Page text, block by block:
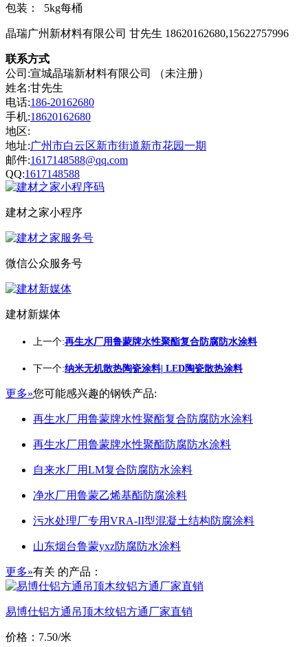
包装： 5kg每桶
晶瑞广州新材料有限公司 甘先生 18620162680,15622757996
联系方式
公司:宣城晶瑞新材料有限公司 （未注册）
姓名:甘先生
电话:186-20162680
手机:18620162680
地区:
地址:广州市白云区新市街道新市花园一期
邮件:1617148588@qq.com
QQ:1617148588
建材之家小程序
微信公众服务号
建材新媒体
上一个:再生水厂用鲁蒙牌水性聚酯复合防腐防水涂料
下一个:纳米无机散热陶瓷涂料| LED陶瓷散热涂料
更多»您可能感兴趣的钢铁产品:
再生水厂用鲁蒙牌水性聚酯复合防腐防水涂料
再生水厂用鲁蒙牌水性聚酯防腐防水涂料
自来水厂用LM复合防腐防水涂料
净水厂用鲁蒙乙烯基酯防腐涂料
污水处理厂专用VRA-II型混凝土结构防腐涂料
山东烟台鲁蒙yxz防腐防水涂料
更多»有关 的产品：
易博仕铝方通吊顶木纹铝方通厂家直销
价格：7.50/米